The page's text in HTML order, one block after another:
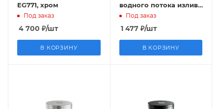
EG771, хром
Под заказ
4 700 ₽/шт
В КОРЗИНУ
водного потока излив/
душ DEV00
(дайвертер), латунь
Под заказ
1 477₽/шт
В КОРЗИНУ